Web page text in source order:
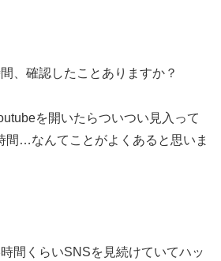
、確認したことありますか？
を開いたらついつい見入って
間…なんてことがよくあると思いま
間くらいSNSを見続けていてハッ